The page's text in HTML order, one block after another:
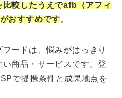
較したうえでafb（アフィ
おすすめです。
ードは、悩みがはっきり
商品・サービスです。登
で提携条件と成果地点を